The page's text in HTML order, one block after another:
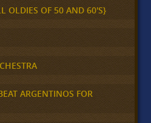
OLDIES OF 50 AND 60'S}
ARGENTINOS FOR